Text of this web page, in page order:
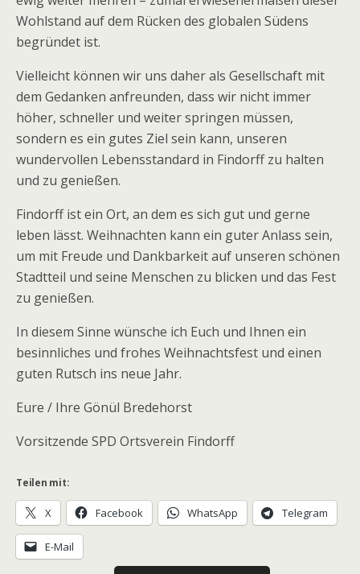
Wohlstand auf dem Rücken des globalen Südens
begründet ist.
Vielleicht können wir uns daher als Gesellschaft mit
dem Gedanken anfreunden, dass wir nicht immer
höher, schneller und weiter springen müssen,
sondern es ein gutes Ziel sein kann, unseren
wundervollen Lebensstandard in Findorff zu halten
und zu genießen.
Findorff ist ein Ort, an dem es sich gut und gerne
leben lässt. Weihnachten kann ein guter Anlass sein,
um mit Freude und Dankbarkeit auf unseren schönen
Stadtteil und seine Menschen zu blicken und das Fest
zu genießen.
In diesem Sinne wünsche ich Euch und Ihnen ein
besinnliches und frohes Weihnachtsfest und einen
guten Rutsch ins neue Jahr.
Eure / Ihre Gönül Bredehorst
Vorsitzende SPD Ortsverein Findorff
Teilen mit:
X Facebook WhatsApp Telegram
E-Mail